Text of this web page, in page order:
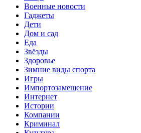
Военные новости
Гаджеты
Дети
Дом и сад
Еда
Звёзды
Здоровье
Зимние виды спорта
Игры
Импортозамещение
Интернет
Истории
Компании
Криминал